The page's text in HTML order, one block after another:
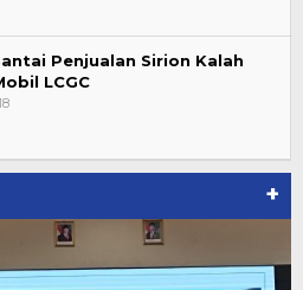
Penjualan Sirion Kalah
LCGC
+